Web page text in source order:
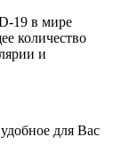
19 в мире
количество
и
для Вас